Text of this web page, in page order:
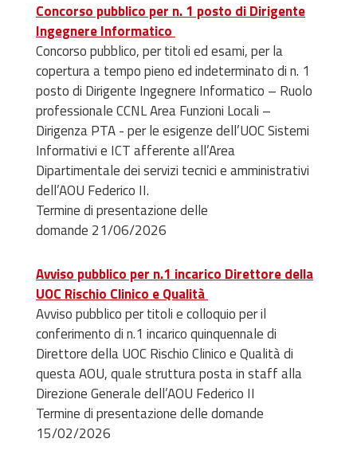
Concorso pubblico per n. 1 posto di Dirigente
Ingegnere Informatico
Concorso pubblico, per titoli ed esami, per la
copertura a tempo pieno ed indeterminato di n. 1
posto di Dirigente Ingegnere Informatico – Ruolo
professionale CCNL Area Funzioni Locali –
Dirigenza PTA - per le esigenze dell’UOC Sistemi
Informativi e ICT afferente all’Area
Dipartimentale dei servizi tecnici e amministrativi
dell’AOU Federico II.
Termine di presentazione delle
domande 21/06/2026
Avviso pubblico per n.1 incarico Direttore della
UOC Rischio Clinico e Qualità
Avviso pubblico per titoli e colloquio per il
conferimento di n.1 incarico quinquennale di
Direttore della UOC Rischio Clinico e Qualità di
questa AOU, quale struttura posta in staff alla
Direzione Generale dell’AOU Federico II
Termine di presentazione delle domande
15/02/2026